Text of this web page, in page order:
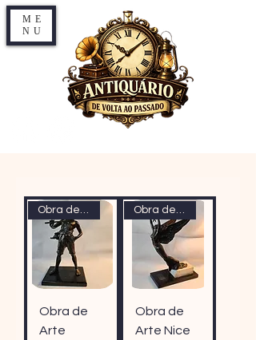
ME
NU
Obra de
Arte
Obra de
Arte Nice